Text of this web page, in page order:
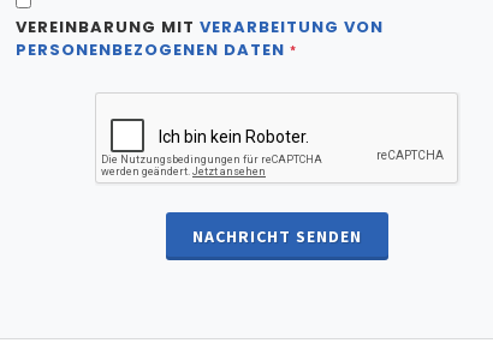
VEREINBARUNG MIT VERARBEITUNG VON
PERSONENBEZOGENEN DATEN *
NACHRICHT SENDEN